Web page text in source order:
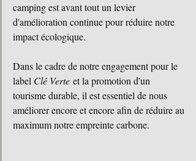
camping est avant tout un levier
d'amélioration continue pour réduire notre
impact écologique.
Dans le cadre de notre engagement pour le
label Clé Verte et la promotion d'un
tourisme durable, il est essentiel de nous
améliorer encore et encore afin de réduire au
maximum notre empreinte carbone.